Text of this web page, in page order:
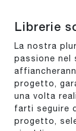
Librerie
La nostra
passione nel
progetto,
una volta
farti seguire
progetto,